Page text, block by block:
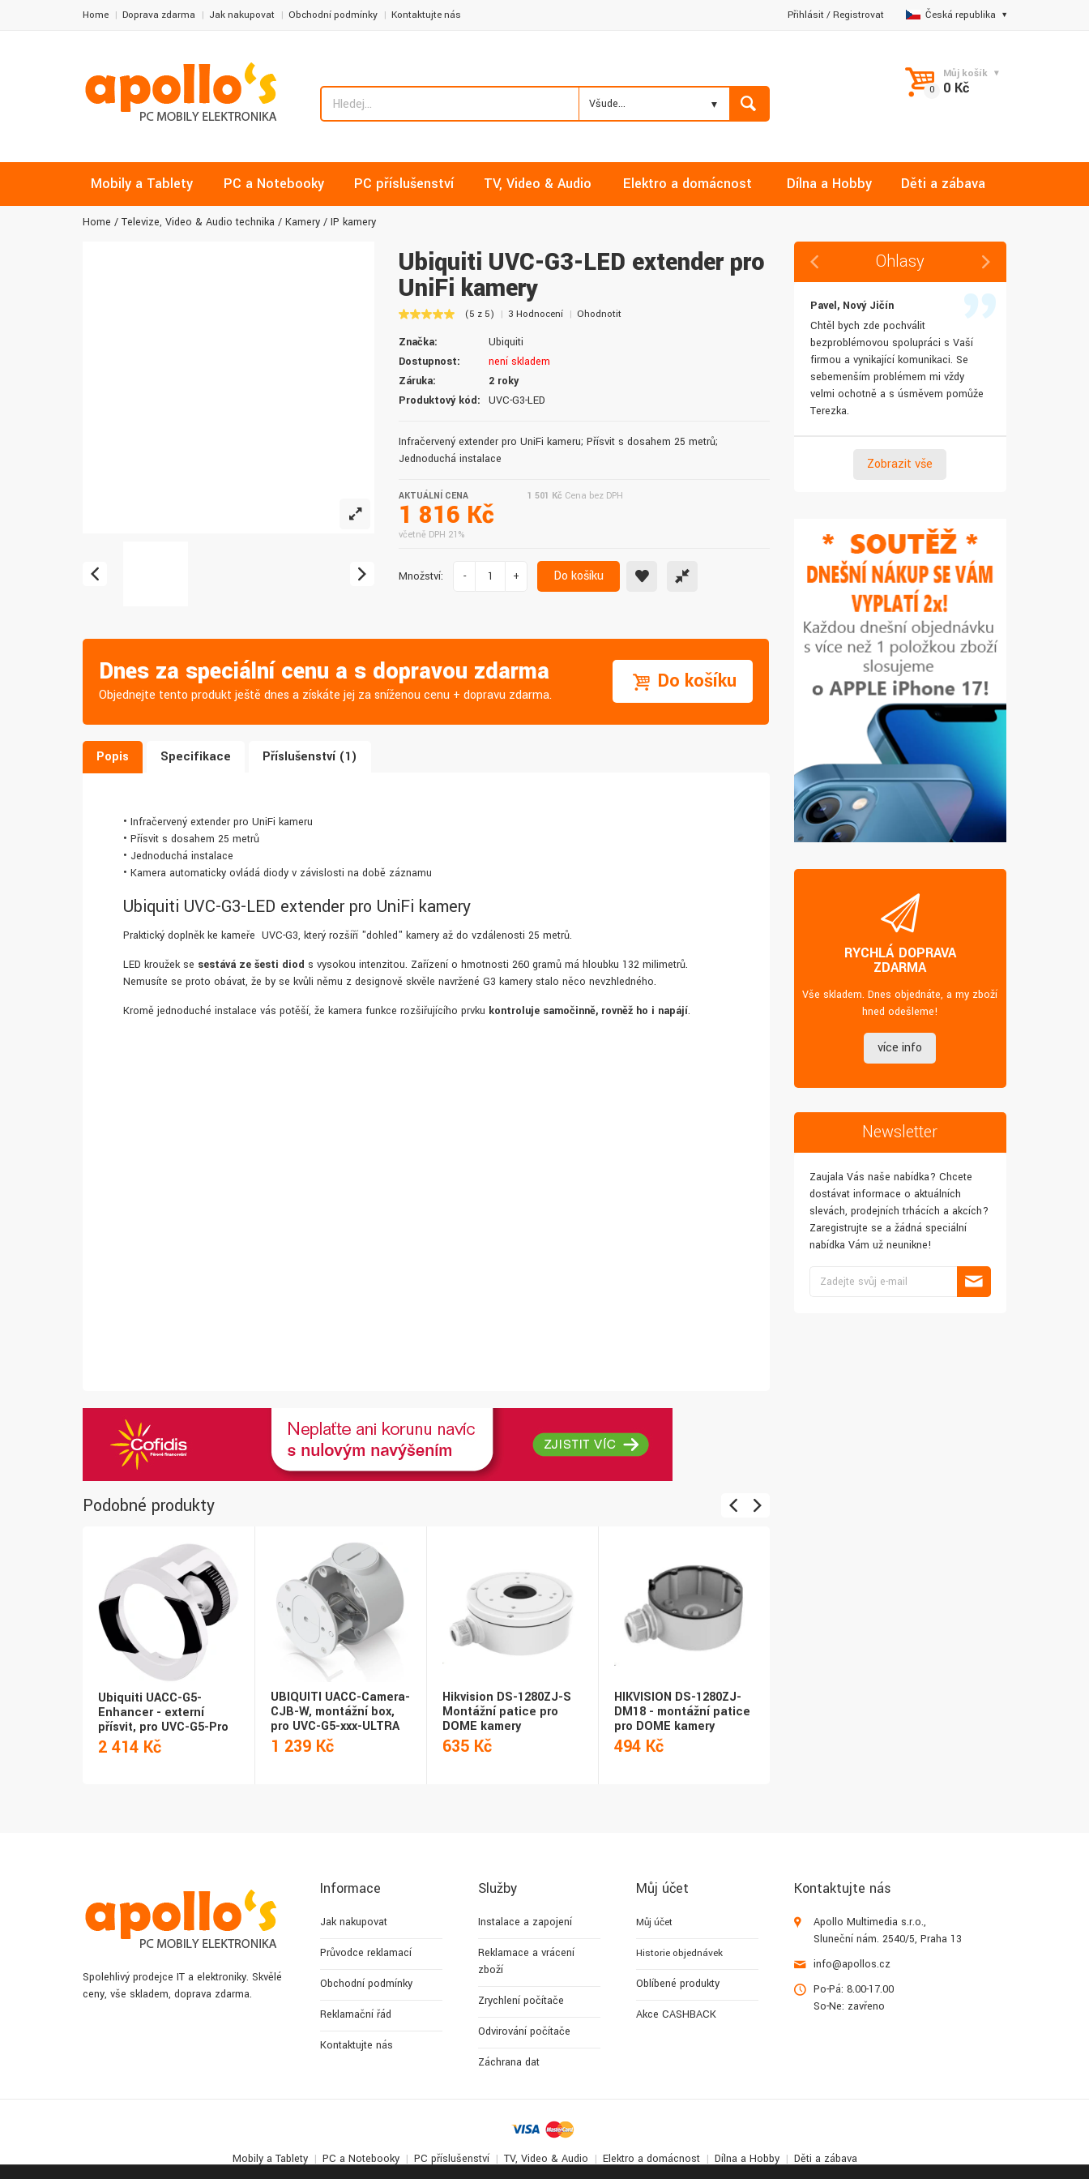
Home Doprava zdarma Jak nakupovat Obchodní podmínky Kontaktujte nás Česká republika
Přihlásit/Registrovat
Všude...
Můj košík
0 Kč
Mobily a Tablety PC a Notebooky PC příslušenství TV, Video & Audio Elektro a domácnost Dílna a Hobby Děti a zábava
Home Televize, Video & Audio technika Kamery IP kamery
Ubiquiti UVC-G3-LED extender pro
UniFi kamery
(5 z 5) 3 Hodnocení Ohodnotit
Značka:
Ubiquiti
Dostupnost:
není skladem
Záruka:
2 roky
Produktový kód:
UVC-G3-LED
Infračervený extender pro UniFi kameru; Přísvit s dosahem 25 metrů;
Jednoduchá instalace
AKTUÁLNÍ CENA
1 816 Kč
včetně DPH 21%
1 501 Kč Cena bez DPH
Množství: - + Do košíku
Dnes za speciální cenu a s dopravou zdarma
Objednejte tento produkt ještě dnes a získáte jej za sníženou cenu + dopravu zdarma.
Do košíku
Popis Specifikace Příslušenství (1)
• Infračervený extender pro UniFi kameru
• Přísvit s dosahem 25 metrů
• Jednoduchá instalace
• Kamera automaticky ovládá diody v závislosti na době záznamu
Ubiquiti UVC-G3-LED extender pro UniFi kamery
Praktický doplněk ke kameře UVC-G3, který rozšíří "dohled" kamery až do vzdálenosti 25 metrů.
LED kroužek se sestává ze šesti diod s vysokou intenzitou. Zařízení o hmotnosti 260 gramů má hloubku 132 milimetrů.
Nemusíte se proto obávat, že by se kvůli němu z designově skvěle navržené G3 kamery stalo něco nevzhledného.
Kromě jednoduché instalace vás potěší, že kamera funkce rozšiřujícího prvku kontroluje samočinně, rovněž ho i napájí.
Podobné produkty
Ubiquiti UACC-G5-
Enhancer - externí
přísvit, pro UVC-G5-Pro
2 414 Kč
UBIQUITI UACC-Camera-
CJB-W, montážní box,
pro UVC-G5-xxx-ULTRA
1 239 Kč
Hikvision DS-1280ZJ-S
Montážní patice pro
DOME kamery
635 Kč
HIKVISION DS-1280ZJ-
DM18 - montážní patice
pro DOME kamery
494 Kč
Ohlasy
Milan, Mělník
vždy v pořádku. Vše skladem a za
normální ceny. Třešničkou na dortu je
doručení do druhého dne.
Pavel, Nový Jičín
Chtěl bych zde pochválit
bezproblémovou spolupráci s Vaší
firmou a vynikající komunikaci. Se
sebemenším problémem mi vždy
velmi ochotně a s úsměvem pomůže
Terezka.
Zobrazit vše
RYCHLÁ DOPRAVA
ZDARMA
Vše skladem. Dnes objednáte, a my zboží
hned odešleme!
více info
Newsletter
Zaujala Vás naše nabídka? Chcete
dostávat informace o aktuálních
slevách, prodejních trhácích a akcích?
Zaregistrujte se a žádná speciální
nabídka Vám už neunikne!
Spolehlivý prodejce IT a elektroniky. Skvělé
ceny, vše skladem, doprava zdarma.
Informace
Jak nakupovat
Průvodce reklamací
Obchodní podmínky
Reklamační řád
Kontaktujte nás
Služby
Instalace a zapojení
Reklamace a vrácení
zboží
Zrychlení počítače
Odvirování počítače
Záchrana dat
Můj účet
Můj účet
Historie objednávek
Oblíbené produkty
Akce CASHBACK
Kontaktujte nás
Apollo Multimedia s.r.o.,
Sluneční nám. 2540/5, Praha 13
info@apollos.cz
Po-Pá: 8.00-17.00
So-Ne: zavřeno
Mobily a Tablety PC a Notebooky PC příslušenství TV, Video & Audio Elektro a domácnost Dílna a Hobby
Děti a zábava